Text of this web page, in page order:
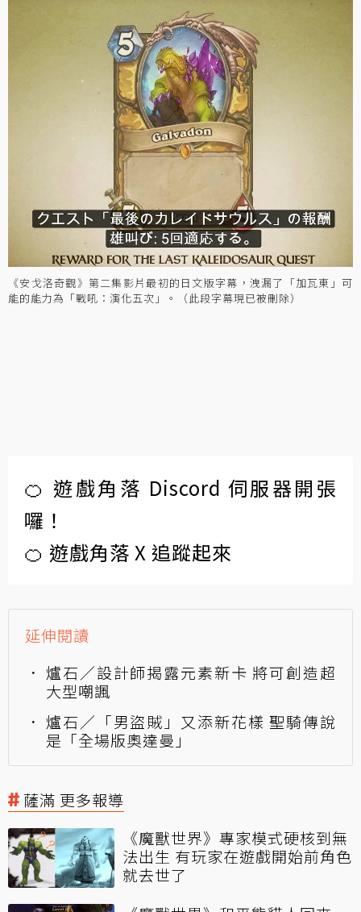
《安戈洛奇觀》第二集影片最初的日文版字幕，洩漏了「加瓦東」可
能的能力為「戰吼：演化五次」。（此段字幕現已被刪除）
🍊 遊戲角落 Discord 伺服器開張
囉！
🍊 遊戲角落 X 追蹤起來
延伸閱讀
爐石／設計師揭露元素新卡 將可創造超
大型嘲諷
爐石／「男盜賊」又添新花樣 聖騎傳說
是「全場版奧達曼」
薩滿 更多報導
《魔獸世界》專家模式硬核到無
法出生 有玩家在遊戲開始前角色
就去世了